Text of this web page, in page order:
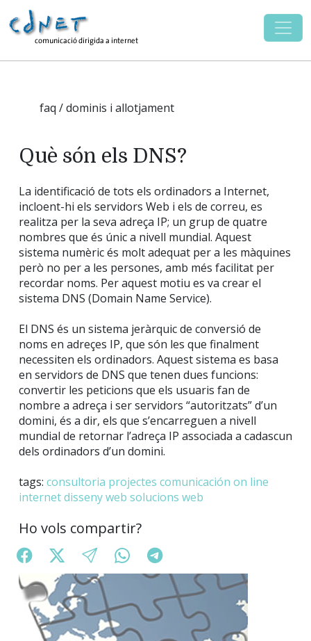
faq / dominis i allotjament
Què són els DNS?
La identificació de tots els ordinadors a Internet,
incloent-hi els servidors Web i els de correu, es
realitza per la seva adreça IP; un grup de quatre
nombres que és únic a nivell mundial. Aquest
sistema numèric és molt adequat per a les màquines
però no per a les persones, amb més facilitat per
recordar noms. Per aquest motiu es va crear el
sistema DNS (Domain Name Service).
El DNS és un sistema jeràrquic de conversió de
noms en adreçes IP, que són les que finalment
necessiten els ordinadors. Aquest sistema es basa
en servidors de DNS que tenen dues funcions:
convertir les peticions que els usuaris fan de
nombre a adreça i ser servidors “autoritzats” d’un
domini, és a dir, els que s’encarreguen a nivell
mundial de retornar l’adreça IP associada a cadascun
dels ordinadors d’un domini.
tags: consultoria projectes comunicación on line
internetdisseny web solucions web
Ho vols compartir?